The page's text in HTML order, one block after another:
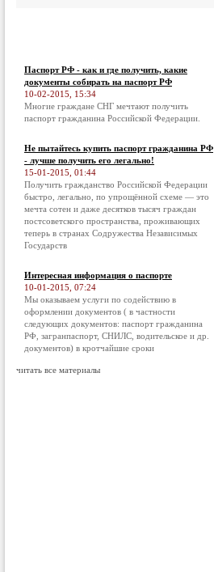
Паспорт РФ - как и где получить, какие
документы собирать на паспорт РФ
10-02-2015, 15:34
Многие граждане СНГ мечтают получить
паспорт гражданина Российской Федерации.
Не пытайтесь купить паспорт гражданина РФ
- лучше получить его легально!
15-01-2015, 01:44
Получить гражданство Российской Федерации
быстро, легально, по упрощённой схеме — это
мечта сотен и даже десятков тысяч граждан
постсоветского пространства, проживающих
теперь в странах Содружества Независимых
Государств
Интересная информация о паспорте
10-01-2015, 07:24
Мы оказываем услуги по содействию в
оформлении документов ( в частности
следующих документов: паспорт гражданина
РФ, загранпаспорт, СНИЛС, водительское и др.
документов) в кротчайшие сроки
читать все материалы